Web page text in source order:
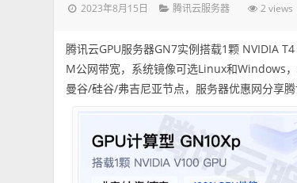
2023年8月15日 腾讯云服务器 2 views
腾讯云GPU服务器GN7实例搭载1颗 NVIDIA
M公网带宽，系统镜像可选Linux和Windows
曼谷/硅谷/弗吉尼亚节点，服务器优惠网分享腾